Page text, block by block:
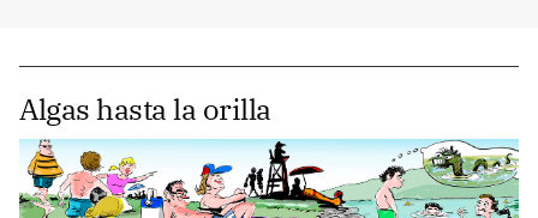
Algas hasta la orilla